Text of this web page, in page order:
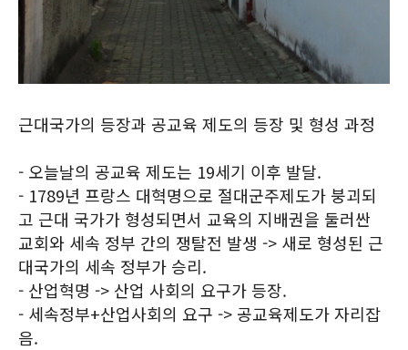
근대국가의 등장과 공교육 제도의 등장 및 형성 과정
- 오늘날의 공교육 제도는 19세기 이후 발달.
- 1789년 프랑스 대혁명으로 절대군주제도가 붕괴되
고 근대 국가가 형성되면서 교육의 지배권을 둘러싼
교회와 세속 정부 간의 쟁탈전 발생 -> 새로 형성된 근
대국가의 세속 정부가 승리.
- 산업혁명 -> 산업 사회의 요구가 등장.
- 세속정부+산업사회의 요구 -> 공교육제도가 자리잡
음.